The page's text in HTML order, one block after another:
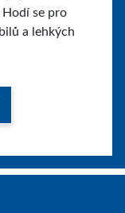
Hodí se pro
a lehkých